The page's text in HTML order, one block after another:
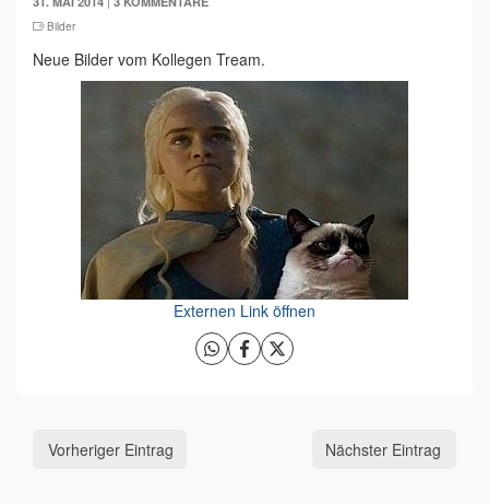
Bilder
Neue Bilder vom Kollegen Tream.
Externen Link öffnen
Vorheriger Eintrag Nächster Eintrag